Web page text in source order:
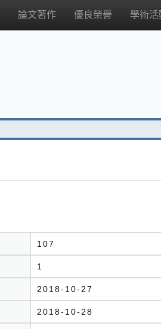
論文著作 優良榮譽 學術活
107
1
2018-10-27
2018-10-28